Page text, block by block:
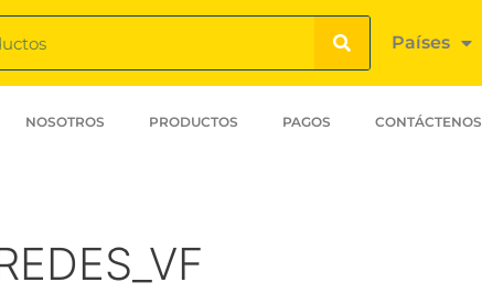
Países
NOSOTROS PRODUCTOS PAGOS CONTÁCTENOS